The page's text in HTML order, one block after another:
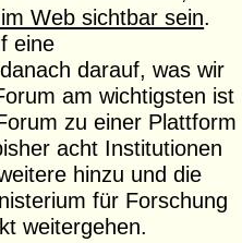
Web sichtbar sein.
eine
darauf, was wir
am wichtigsten ist
zu einer Plattform
acht Institutionen
hinzu und die
für Forschung
weitergehen.